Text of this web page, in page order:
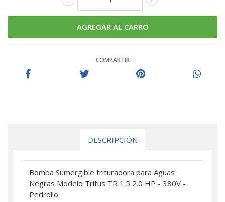
COMPARTIR
DESCRIPCIÓN
Bomba Sumergible trituradora para Aguas
Negras Modelo Tritus TR 1.5 2.0 HP - 380V -
Pedrollo